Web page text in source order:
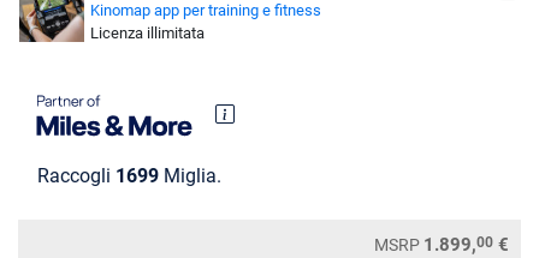
Kinomap app per training e fitness
Licenza illimitata
Raccogli 1699 Miglia.
MSRP 1.899,00 €